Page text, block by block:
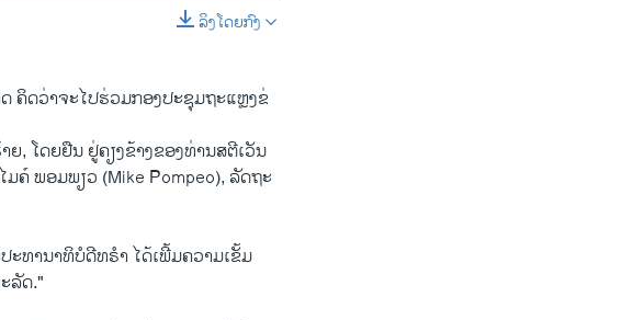
SHARE
ລິງໂດຍກົງ
ຄິດ​ວ່າຈະ​ໄປ​ຮ່ວມກອງ​ປະ​ຊຸມ​ຖະ​ແຫຼງ​ຂ່​
, ໂດຍຢືນ ຢູ່​ຄຽງ​ຂ້າງ​ຂອງທ່ານສ​ຕີ​ເວັນ
ຄ໌ ພອມ​ພຽວ (Mike Pompeo), ລັດ​ຖະ​
ະ​ທາ​ນາ​ທິ​ບໍ​ດີທ​ຣຳ ໄດ້​ເພີ້ມ​ຄວາມ​ເຂັ້ມ​
ລັດ."